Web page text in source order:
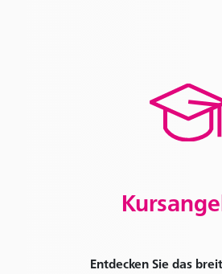
Entdecken Sie das